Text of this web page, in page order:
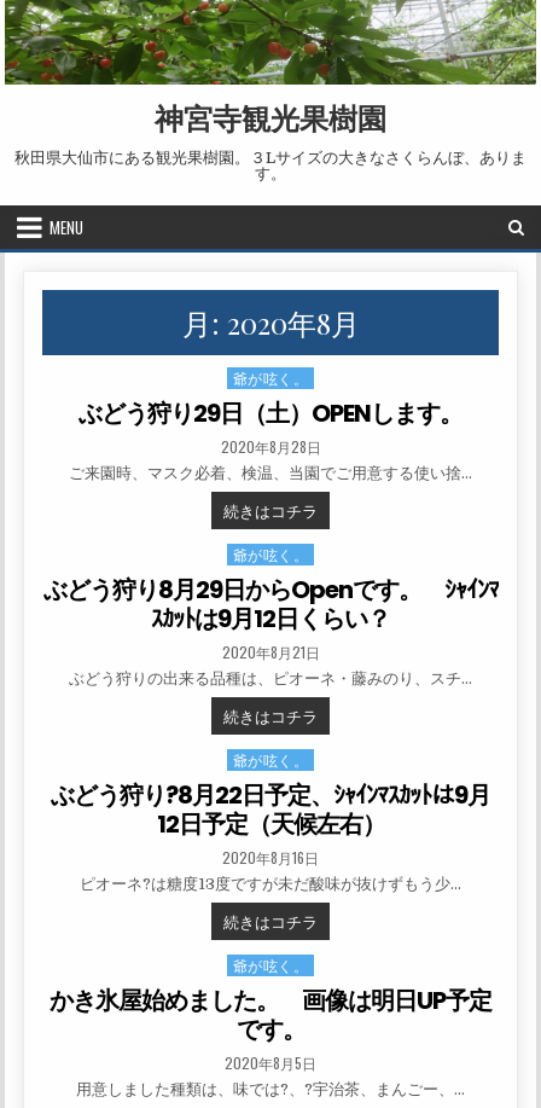
Skip to content
神宮寺観光果樹園
秋田県大仙市にある観光果樹園。３Lサイズの大きなさくらんぼ、ありま
す。
MENU
月: 2020年8月
Posted in
爺が呟く。
ぶどう狩り29日（土）OPENします。
PUBLISHED DATE:
2020年8月28日
ご来園時、マスク必着、検温、当園でご用意する使い捨…
続きはコチラ
Posted in
爺が呟く。
ぶどう狩り8月29日からOpenです。 ｼｬｲﾝﾏ
ｽｶｯﾄは9月12日くらい？
PUBLISHED DATE:
2020年8月21日
ぶどう狩りの出来る品種は、ピオーネ・藤みのり、スチ…
続きはコチラ
Posted in
爺が呟く。
ぶどう狩り?8月22日予定、ｼｬｲﾝﾏｽｶｯﾄは9月
12日予定（天候左右）
PUBLISHED DATE:
2020年8月16日
ピオーネ?は糖度13度ですが未だ酸味が抜けずもう少…
続きはコチラ
Posted in
爺が呟く。
かき氷屋始めました。 画像は明日UP予定
です。
PUBLISHED DATE:
2020年8月5日
用意しました種類は、味では?、?宇治茶、まんごー、…